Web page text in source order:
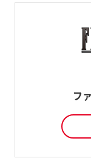
フ